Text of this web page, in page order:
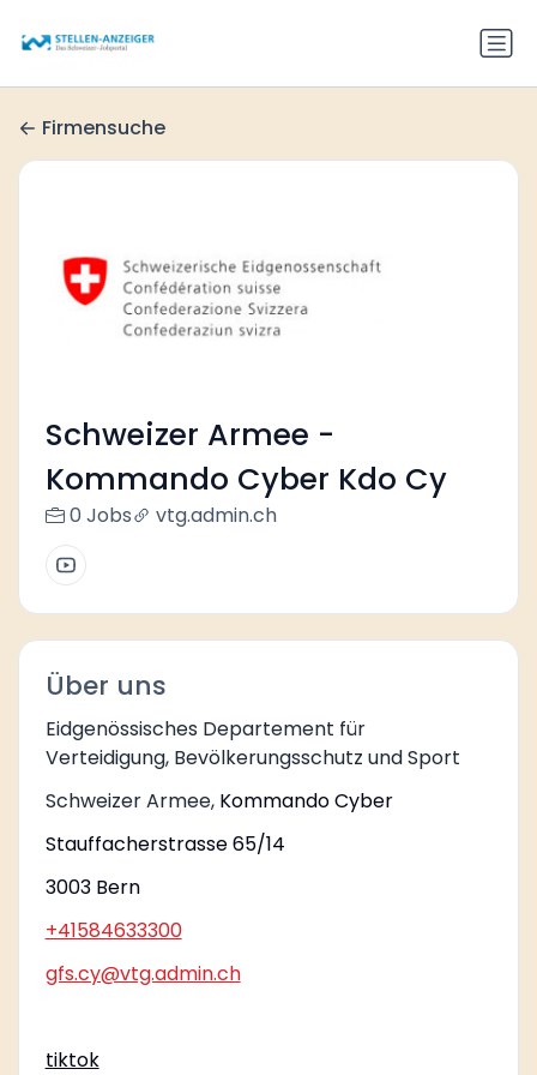
Firmensuche
Schweizer Armee -
Kommando Cyber Kdo Cy
0 Jobs vtg.admin.ch
Über uns
Eidgenössisches Departement für
Verteidigung, Bevölkerungsschutz und Sport
Schweizer Armee, Kommando Cyber
Stauffacherstrasse 65/14
3003 Bern
+41584633300
gfs.cy@vtg.admin.ch
tiktok